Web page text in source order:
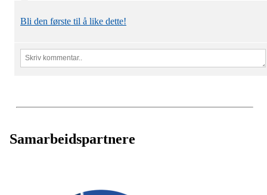
Bli den første til å like dette!
Samarbeidspartnere